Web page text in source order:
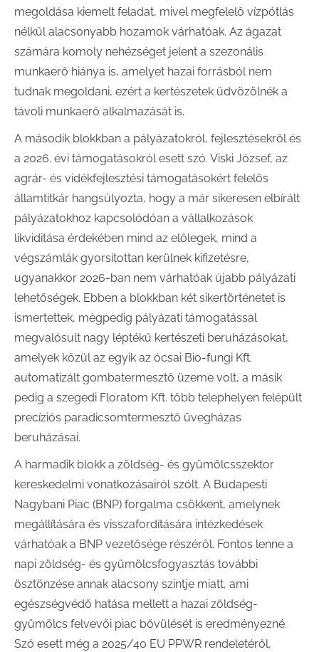
megoldása kiemelt feladat, mivel megfelelő vízpótlás
nélkül alacsonyabb hozamok várhatóak. Az ágazat
számára komoly nehézséget jelent a szezonális
munkaerő hiánya is, amelyet hazai forrásból nem
tudnak megoldani, ezért a kertészetek üdvözölnék a
távoli munkaerő alkalmazását is.
A második blokkban a pályázatokról, fejlesztésekről és
a 2026. évi támogatásokról esett szó. Viski József, az
agrár- és vidékfejlesztési támogatásokért felelős
államtitkár hangsúlyozta, hogy a már sikeresen elbírált
pályázatokhoz kapcsolódóan a vállalkozások
likviditása érdekében mind az előlegek, mind a
végszámlák gyorsítottan kerülnek kifizetésre,
ugyanakkor 2026-ban nem várhatóak újabb pályázati
lehetőségek. Ebben a blokkban két sikertörténetet is
ismertettek, mégpedig pályázati támogatással
megvalósult nagy léptékű kertészeti beruházásokat,
amelyek közül az egyik az ócsai Bio-fungi Kft.
automatizált gombatermesztő üzeme volt, a másik
pedig a szegedi Floratom Kft. több telephelyen felépült
precíziós paradicsomtermesztő üvegházas
beruházásai.
A harmadik blokk a zöldség- és gyümölcsszektor
kereskedelmi vonatkozásairól szólt. A Budapesti
Nagybani Piac (BNP) forgalma csökkent, amelynek
megállítására és visszafordítására intézkedések
várhatóak a BNP vezetősége részéről. Fontos lenne a
napi zöldség- és gyümölcsfogyasztás további
ösztönzése annak alacsony szintje miatt, ami
egészségvédő hatása mellett a hazai zöldség-
gyümölcs felvevői piac bővülését is eredményezné.
Szó esett még a 2025/40 EU PPWR rendeletéről,